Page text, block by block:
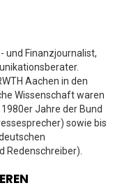
und Finanzjournalist,
Aachen in den
Wissenschaft waren
Jahre der Bund
sowie bis
Redenschreiber).